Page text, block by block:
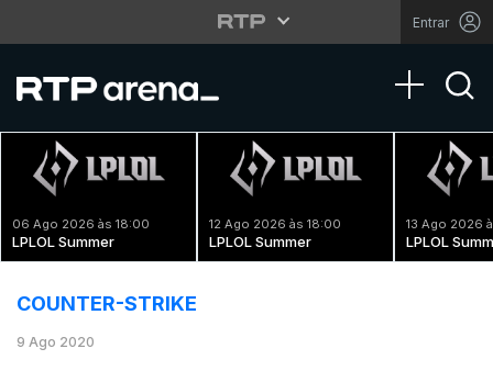
Entrar
Toggle
06 Ago 2026 às 18:00
LPLOL Summer
12 Ago 2026 às 18:00
LPLOL Summer
13 Ago 2026
LPLOL
COUNTER-STRIKE
9 Ago 2020